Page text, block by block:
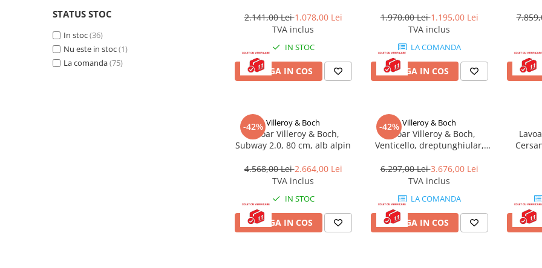
Rezervoare aparente
Mobilier Baie
Seturi de mobilier si lavoar
Villeroy & Boch
STATUS STOC
In stoc(36)
Nu este in stoc(1)
La comanda(75)
alpin
2.141,00 Lei1.078,00 Lei
TVA inclus
IN STOC
ADAUGA IN COS
1.970,00 Lei1.195,00 Lei
TVA inclus
LA COMANDA
ADAUGA IN COS
-42% Villeroy & Boch
Lavoar Villeroy & Boch,
Subway 2.0, 80 cm, alb alpin
4.568,00 Lei2.664,00 Lei
TVA inclus
IN STOC
ADAUGA IN COS
-42% Villeroy & Boch
Lavoar Villeroy & Boch,
Venticello, dreptunghiular,
preaplin, alb alpin
6.297,00 Lei3.676,00 Lei
TVA inclus
LA COMANDA
ADAUGA IN COS